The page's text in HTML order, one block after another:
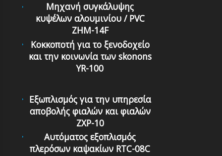
Mηχανή συγκάλυψης
κυψέλων αλουμινίου / PVC
ZHM-14F
Κοκκοποτή για το ξενοδοχείο
και την κοινωνία των skonons
YR-100
Εξωπλισμός για την υπηρεσία
αποβολής φιαλών και φιαλών
ZXP-10
Αυτόματoς εξoπλισμός
πλερόσων καψακίων RTC-08C